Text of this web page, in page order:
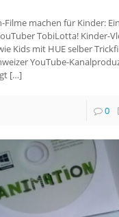
Filme machen für Kinder:
TobiLotta! Kinder-
Kids mit HUE selber
YouTube-
[…]
0